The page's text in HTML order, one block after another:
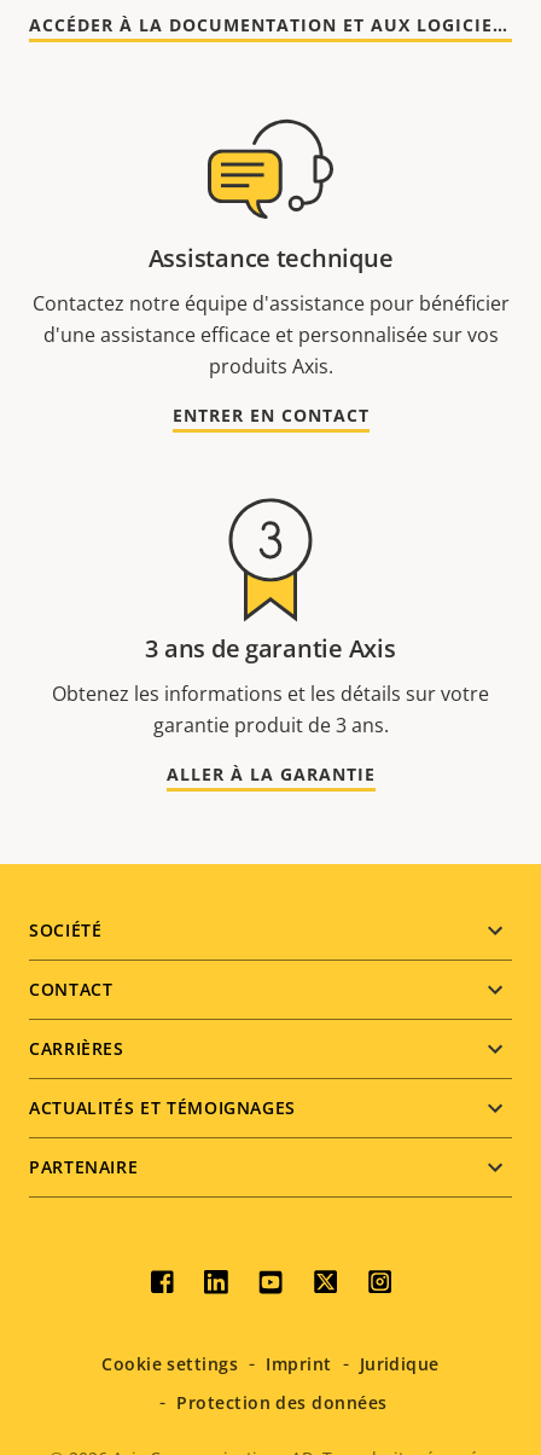
ACCÉDER À LA DOCUMENTATION ET AUX LOGICIELS
Assistance technique
Contactez notre équipe d'assistance pour bénéficier
d'une assistance efficace et personnalisée sur vos
produits Axis.
ENTRER EN CONTACT
3 ans de garantie Axis
Obtenez les informations et les détails sur votre
garantie produit de 3 ans.
ALLER À LA GARANTIE
Footer
menu
SOCIÉTÉ
CONTACT
CARRIÈRES
ACTUALITÉS ET TÉMOIGNAGES
PARTENAIRE
Social
menu
Cookie settings Imprint
Juridique
Protection des données